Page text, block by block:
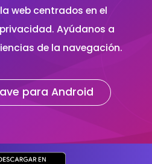
web centrados en el
Ayúdanos a
de la navegación.
para Android